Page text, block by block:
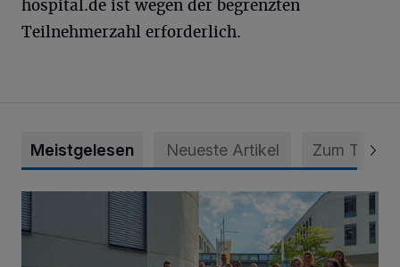
hospital.de ist wegen der begrenzten
Teilnehmerzahl erforderlich.
Meistgelesen Neueste Artikel Zum Thema
Junge Leute starten Ausbildung bei der Stadt